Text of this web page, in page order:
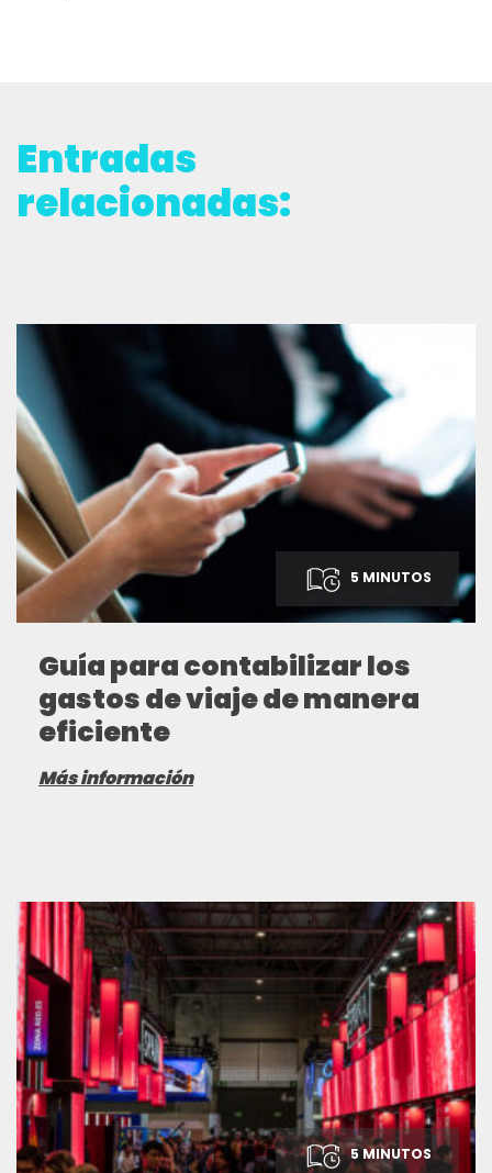
Entradas
relacionadas:
5 MINUTOS
Guía para contabilizar los
gastos de viaje de manera
eficiente
Más información
5 MINUTOS